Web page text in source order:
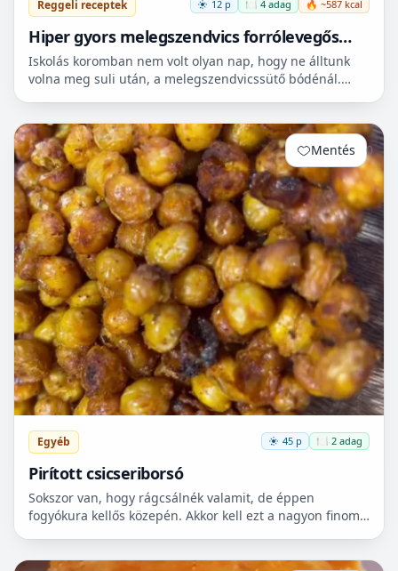
Reggeli receptek 12 p 🍽️ 4 adag 🔥 ~587 kcal
Hiper gyors melegszendvics forrólevegős
sütőbe
Iskolás koromban nem volt olyan nap, hogy ne álltunk
volna meg suli után, a melegszendvicssütő bódénál.
Mentés 0
Egyéb 45 p 🍽️ 2 adag
Pirított csicseriborsó
Sokszor van, hogy rágcsálnék valamit, de éppen
fogyókura kellős közepén. Akkor kell ezt a nagyon finom